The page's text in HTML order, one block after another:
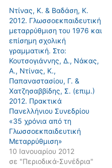
Ντίνας, Κ. & Βαδάση, Κ.
2012. Γλωσσοεκπαιδευτική
μεταρρύθμιση του 1976 και
επίσημη σχολική
γραμματική. Στο:
Κουτσογιάννης, Δ., Νάκας,
Α., Ντίνας, Κ.,
Παπαναστασίου, Γ. &
Χατζησαββίδης, Σ. (επιμ.)
2012. Πρακτικά
Πανελλήνιου Συνεδρίου
«35 χρόνια από τη
Γλωσσοεκπαιδευτική
Μεταρρύθμιση»
10 Ιανουαρίου 2012
σε "Περιοδικά-Συνέδρια"